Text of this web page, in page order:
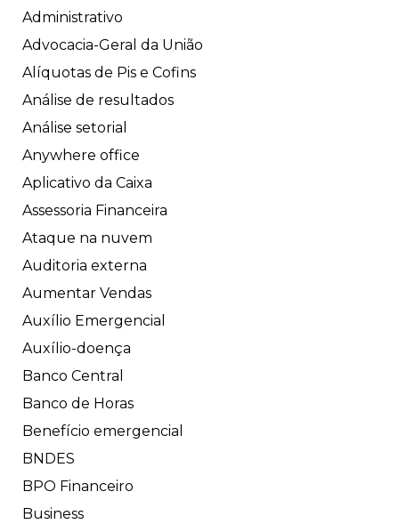
Administrativo
Advocacia-Geral da União
Alíquotas de Pis e Cofins
Análise de resultados
Análise setorial
Anywhere office
Aplicativo da Caixa
Assessoria Financeira
Ataque na nuvem
Auditoria externa
Aumentar Vendas
Auxílio Emergencial
Auxílio-doença
Banco Central
Banco de Horas
Benefício emergencial
BNDES
BPO Financeiro
Business